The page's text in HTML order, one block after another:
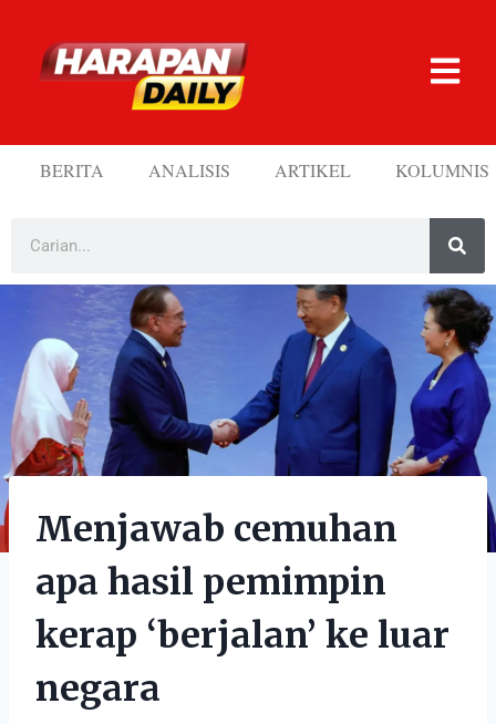
BERITA ANALISIS ARTIKEL KOLUMNIS
Menjawab cemuhan
apa hasil pemimpin
kerap ‘berjalan’ ke luar
negara